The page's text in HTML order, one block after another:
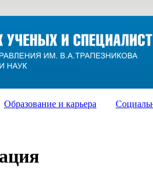
Образование и карьера